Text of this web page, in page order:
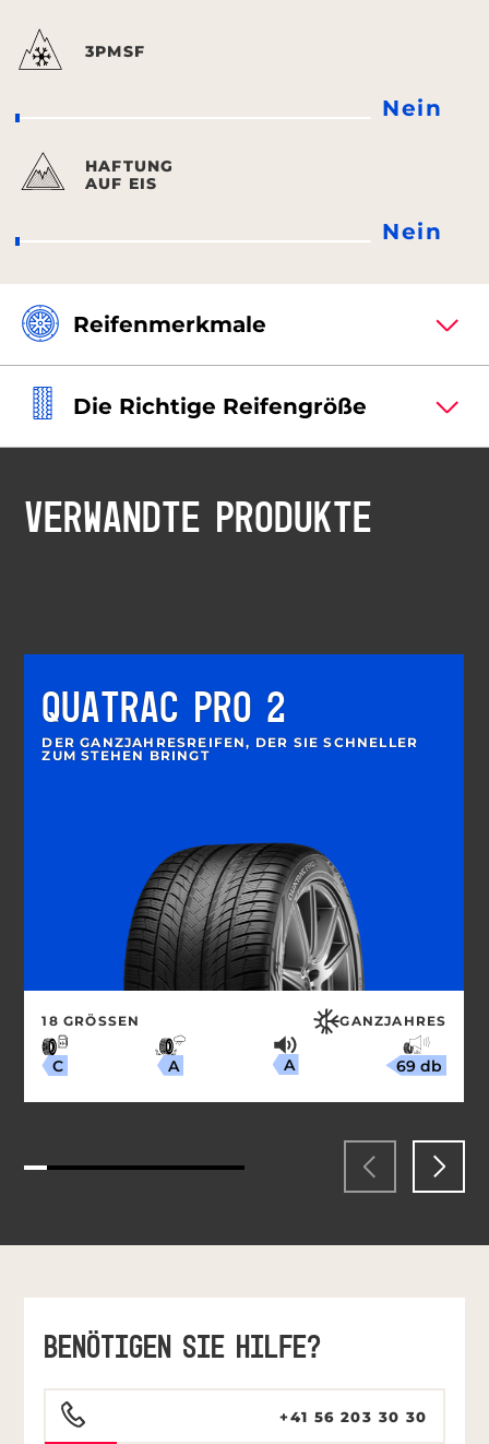
3PMSF
Nein
HAFTUNG
AUF EIS
Nein
Reifenmerkmale
Die Richtige Reifengröße
VERWANDTE PRODUKTE
QUATRAC PRO 2
DER GANZJAHRESREIFEN, DER SIE SCHNELLER
ZUM STEHEN BRINGT
18 GRÖSSEN GANZJAHRES
C A A 69 db
BENÖTIGEN SIE HILFE?
+41 56 203 30 30